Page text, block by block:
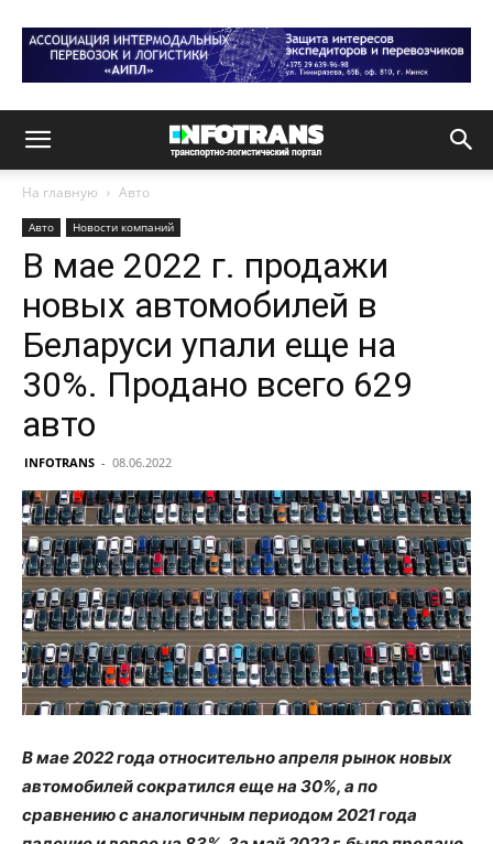
На главную Авто
Авто Новости компаний
В мае 2022 г. продажи
новых автомобилей в
Беларуси упали еще на
30%. Продано всего 629
авто
INFOTRANS - 08.06.2022
В мае 2022 года относительно апреля рынок новых
автомобилей сократился еще на 30%, а по
сравнению с аналогичным периодом 2021 года